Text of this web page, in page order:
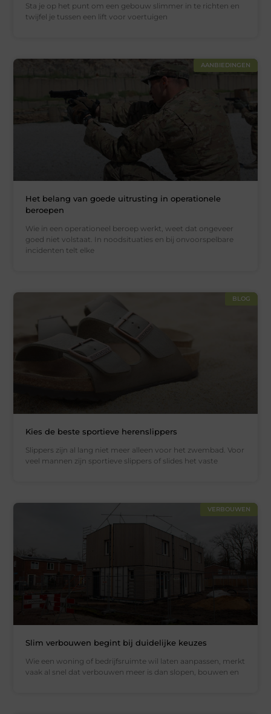
Sta je op het punt om een gebouw slimmer in te richten en
twijfel je tussen een lift voor voertuigen
AANBIEDINGEN
Het belang van goede uitrusting in operationele
beroepen
Wie in een operationeel beroep werkt, weet dat ongeveer
goed niet volstaat. In noodsituaties en bij onvoorspelbare
incidenten telt elke
BLOG
Kies de beste sportieve herenslippers
Slippers zijn al lang niet meer alleen voor het zwembad. Voor
veel mannen zijn sportieve slippers of slides het vaste
VERBOUWEN
Slim verbouwen begint bij duidelijke keuzes
Wie een woning of bedrijfsruimte wil laten aanpassen, merkt
vaak al snel dat verbouwen meer is dan slopen, bouwen en